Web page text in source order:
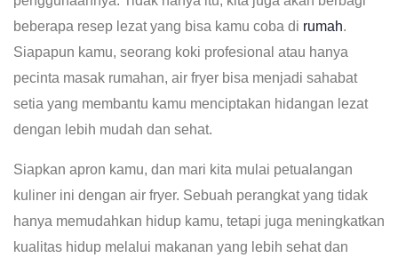
beberapa resep lezat yang bisa kamu coba di rumah.
Siapapun kamu, seorang koki profesional atau hanya
pecinta masak rumahan, air fryer bisa menjadi sahabat
setia yang membantu kamu menciptakan hidangan lezat
dengan lebih mudah dan sehat.
Siapkan apron kamu, dan mari kita mulai petualangan
kuliner ini dengan air fryer. Sebuah perangkat yang tidak
hanya memudahkan hidup kamu, tetapi juga meningkatkan
kualitas hidup melalui makanan yang lebih sehat dan